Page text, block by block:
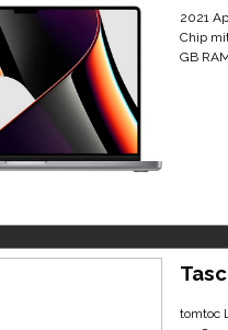
2021
Chip
GB
tomtoc